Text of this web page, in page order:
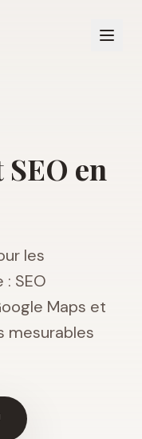
en
les
SEO
Maps et
mesurables